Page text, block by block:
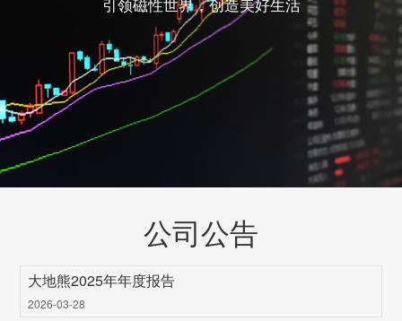
公司公告
大地熊2025年年度报告
2026-03-28